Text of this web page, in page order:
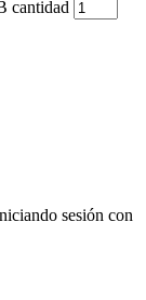
cantidad
sesión con